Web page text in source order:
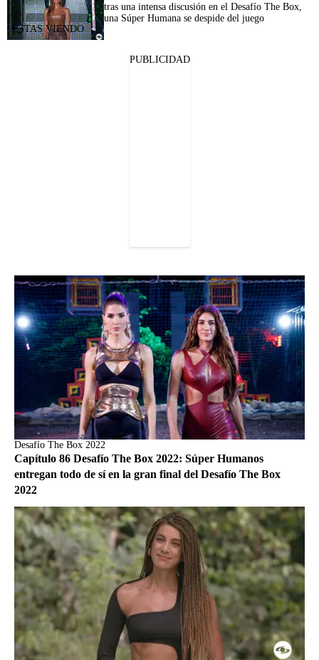
tras una intensa discusión en el Desafío The Box,
una Súper Humana se despide del juego
PUBLICIDAD
Desafío The Box 2022
Capítulo 86 Desafío The Box 2022: Súper Humanos
entregan todo de sí en la gran final del Desafío The Box
2022